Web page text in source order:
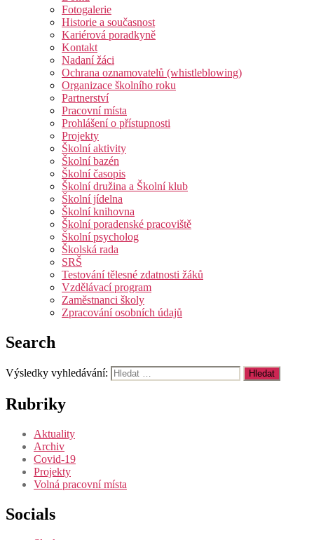
Fotogalerie
Historie a současnost
Kariérová poradkyně
Kontakt
Nadaní žáci
Ochrana oznamovatelů (whistleblowing)
Organizace školního roku
Partnerství
Pracovní místa
Prohlášení o přístupnosti
Projekty
Školní aktivity
Školní bazén
Školní časopis
Školní družina a Školní klub
Školní jídelna
Školní knihovna
Školní poradenské pracoviště
Školní psycholog
Školská rada
SRŠ
Testování tělesné zdatnosti žáků
Vzdělávací program
Zaměstnanci školy
Zpracování osobních údajů
Search
Výsledky vyhledávání:
Rubriky
Aktuality
Archiv
Covid-19
Projekty
Volná pracovní místa
Socials